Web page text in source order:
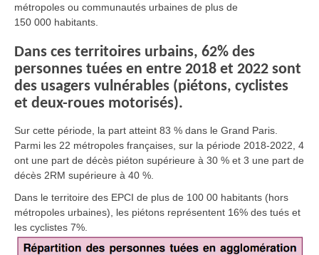
métropoles ou communautés urbaines de plus de
150 000 habitants.
Dans ces territoires urbains, 62% des
personnes tuées en entre 2018 et 2022 sont
des usagers vulnérables (piétons, cyclistes
et deux-roues motorisés).
Sur cette période, la part atteint 83 % dans le Grand Paris.
Parmi les 22 métropoles françaises, sur la période 2018-2022, 4
ont une part de décès piéton supérieure à 30 % et 3 une part de
décès 2RM supérieure à 40 %.
Dans le territoire des EPCI de plus de 100 00 habitants (hors
métropoles urbaines), les piétons représentent 16% des tués et
les cyclistes 7%.